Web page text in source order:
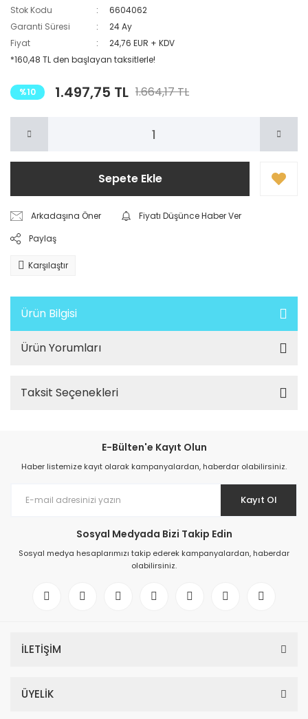
Stok Kodu
6604062
Garanti Süresi
24 Ay
Fiyat
24,76 EUR + KDV
*160,48 TL den başlayan taksitlerle!
%10 1.497,75 TL 1.664,17 TL
Sepete Ekle
Arkadaşına Öner
Fiyatı Düşünce Haber Ver
Paylaş
Karşılaştır
Ürün Bilgisi
Ürün Yorumları
Taksit Seçenekleri
E-Bülten'e Kayıt Olun
Haber listemize kayıt olarak kampanyalardan, haberdar olabilirsiniz.
Kayıt Ol
Sosyal Medyada Bizi Takip Edin
Sosyal medya hesaplarımızı takip ederek kampanyalardan, haberdar
olabilirsiniz.
İLETİŞİM
ÜYELİK